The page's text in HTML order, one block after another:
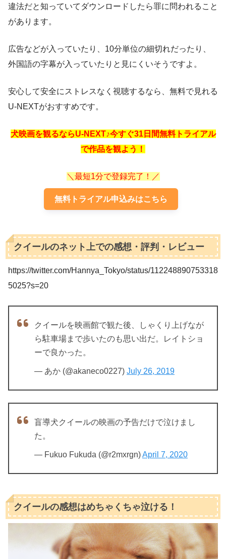
違法だと知っていてダウンロードしたら罪に問われること
があります。
広告などが入っていたり、10分単位の細切れだったり、
外国語の字幕が入っていたりと見にくいそうですよ。
安心して安全にストレスなく視聴するなら、無料で見れる
U-NEXTがおすすめです。
犬映画を観るならU-NEXT♪今すぐ31日間無料トライアル
で作品を観よう！
＼最短1分で登録完了！／
無料トライアル申込みはこちら
クイールのネット上での感想・評判・レビュー
https://twitter.com/Hannya_Tokyo/status/112248890753318
5025?s=20
クイールを映画館で観た後、しゃくり上げなが
ら駐車場まで歩いたのも思い出だ。レイトショ
ーで良かった。
— あか (@akaneco0227) July 26, 2019
盲導犬クイールの映画の予告だけで泣けまし
た。
— Fukuo Fukuda (@r2mxrgn)April 7, 2020
クイールの感想はめちゃくちゃ泣ける！